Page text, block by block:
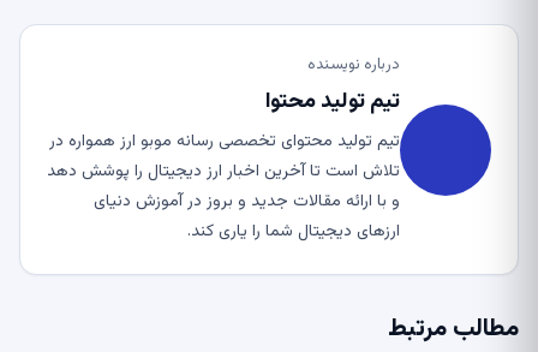
درباره نویسنده
تیم تولید محتوا
تیم تولید محتوای تخصصی رسانه موبو ارز همواره در
تلاش است تا آخرین اخبار ارز دیجیتال را پوشش دهد
و با ارائه مقالات جدید و بروز در آموزش دنیای
ارزهای دیجیتال شما را یاری کند.
مطالب مرتبط